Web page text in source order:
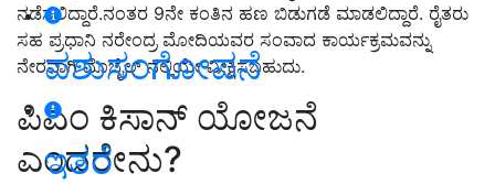
ಪಶುಸಂಗೋಪನೆ
ಇತರೆ
ನಡೆಸಲಿದ್ದಾರೆ.ನಂತರ 9ನೇ ಕಂತಿನ ಹಣ ಬಿಡುಗಡೆ ಮಾಡಲಿದ್ದಾರೆ. ರೈತರು
ಸಹ ಪ್ರಧಾನಿ ನರೇಂದ್ರ ಮೋದಿಯವರ ಸಂವಾದ ಕಾರ್ಯಕ್ರಮವನ್ನು
ನೇರವಾಗಿ ಮೊಬೈಲ್ ನಲ್ಲಿಯೇ ವೀಕ್ಷಿಸಬಹುದು.
ಪಿಎಂ ಕಿಸಾನ್ ಯೋಜನೆ
ಎಂದರೇನು?